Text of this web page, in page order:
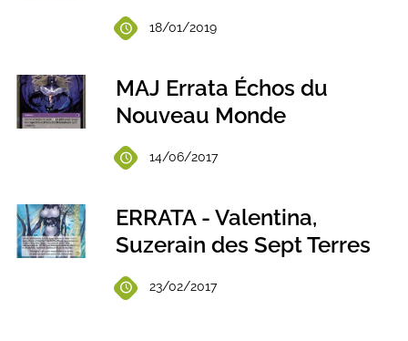
18/01/2019
MAJ Errata Échos du
Nouveau Monde
14/06/2017
ERRATA - Valentina,
Suzerain des Sept Terres
23/02/2017